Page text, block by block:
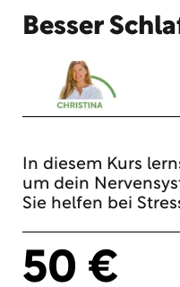
Besser
In diesem Kurs
um dein
Sie helfen bei
50 €